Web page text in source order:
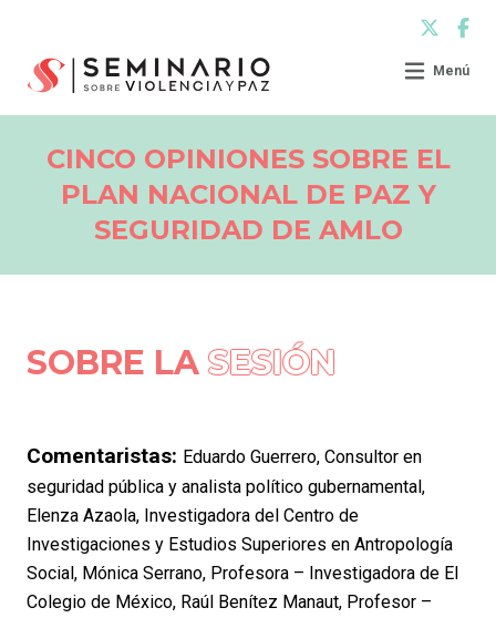
Menú
CINCO OPINIONES SOBRE EL
PLAN NACIONAL DE PAZ Y
SEGURIDAD DE AMLO
SOBRE LASESIÓN
Comentaristas: Eduardo Guerrero, Consultor en
seguridad pública y analista político gubernamental,
Elenza Azaola, Investigadora del Centro de
Investigaciones y Estudios Superiores en Antropología
Social, Mónica Serrano, Profesora – Investigadora de El
Colegio de México, Raúl Benítez Manaut, Profesor –